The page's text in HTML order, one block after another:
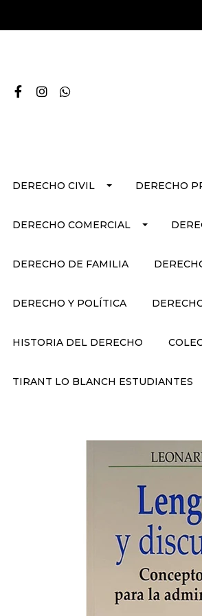
DERECHO CIVIL DERECHO
DERECHO COMERCIAL
DERECHO DE FAMILIA
DERECHO Y POLÍTICA
HISTORIA DEL DERECHO
TIRANT LO BLANCH ESTUDIANTES